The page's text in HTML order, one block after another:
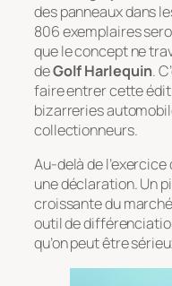
des panneaux dans
806 exemplaires
que le concept ne
deGolf Harlequin.
faire entrer cette
bizarreries
collectionneurs.
Au-delà de
une déclaration. Un
croissante du
outil de
qu’on peut être